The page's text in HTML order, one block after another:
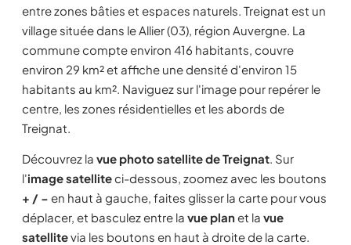
entre zones bâties et espaces naturels. Treignat est un
village située dans le Allier (03), région Auvergne. La
commune compte environ 416 habitants, couvre
environ 29 km² et affiche une densité d'environ 15
habitants au km². Naviguez sur l'image pour repérer le
centre, les zones résidentielles et les abords de
Treignat.
Découvrez la vue photo satellite de Treignat. Sur
l'image satelliteci-dessous, zoomez avec les boutons
+ / − en haut à gauche, faites glisser la carte pour vous
déplacer, et basculez entre la vue planet la vue
satellitevia les boutons en haut à droite de la carte.